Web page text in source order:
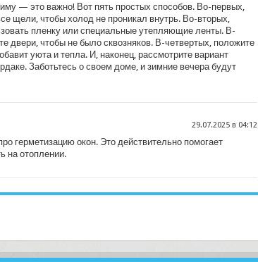
— это важно! Вот пять простых способов. Во-первых,
щели, чтобы холод не проникал внутрь. Во-вторых,
пленку или специальные утепляющие ленты. В-
двери, чтобы не было сквозняков. В-четвертых, положите
уюта и тепла. И, наконец, рассмотрите вариант
Заботьтесь о своем доме, и зимние вечера будут
29.07.2025 в 04:12
герметизацию окон. Это действительно помогает
на отоплении.